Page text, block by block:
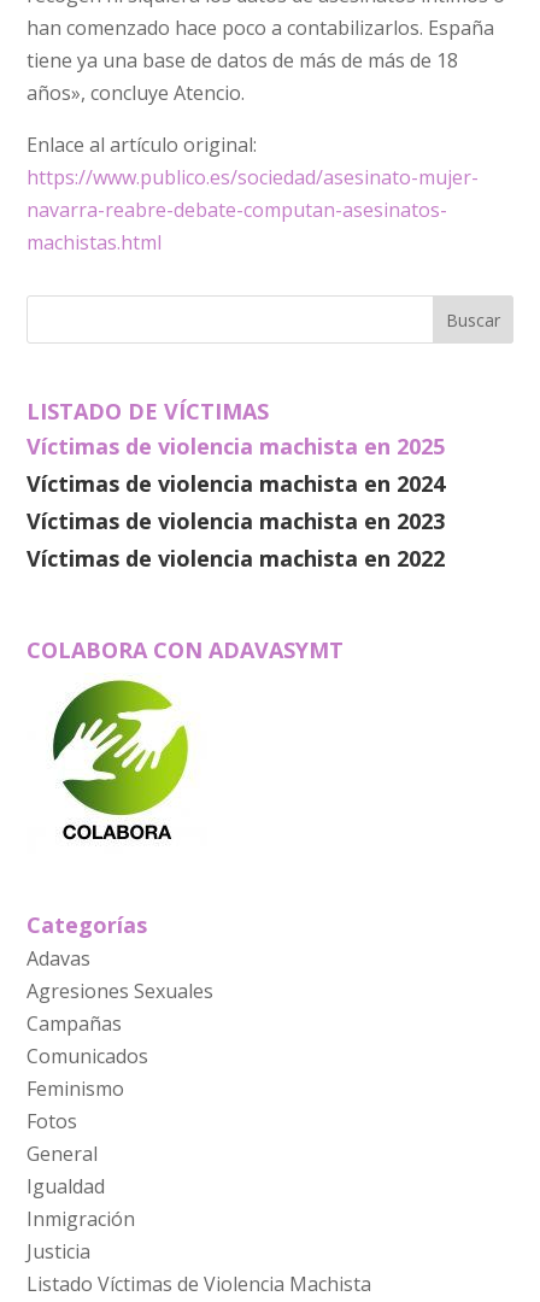
han comenzado hace poco a contabilizarlos. España
tiene ya una base de datos de más de más de 18
años», concluye Atencio.
Enlace al artículo original:
https://www.publico.es/sociedad/asesinato-mujer-
navarra-reabre-debate-computan-asesinatos-
machistas.html
LISTADO DE VÍCTIMAS
Víctimas de violencia machista en 2025
Víctimas de violencia machista en 2024
Víctimas de violencia machista en 2023
Víctimas de violencia machista en 2022
COLABORA CON ADAVASYMT
Categorías
Adavas
Agresiones Sexuales
Campañas
Comunicados
Feminismo
Fotos
General
Igualdad
Inmigración
Justicia
Listado Víctimas de Violencia Machista